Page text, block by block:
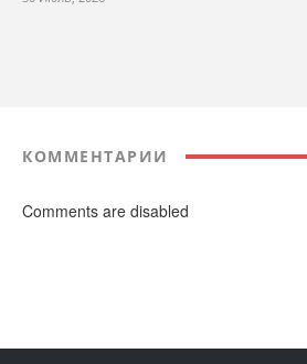
КОММЕНТАРИИ
Comments are disabled